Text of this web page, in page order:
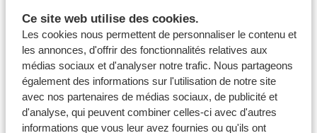
Ce site web utilise des cookies.
Les cookies nous permettent de personnaliser le contenu et
les annonces, d'offrir des fonctionnalités relatives aux
médias sociaux et d'analyser notre trafic. Nous partageons
également des informations sur l'utilisation de notre site
avec nos partenaires de médias sociaux, de publicité et
d'analyse, qui peuvent combiner celles-ci avec d'autres
informations que vous leur avez fournies ou qu'ils ont
Et ce n’est pas tout…
Outre le fait d’être membre de la SGR, Tanzania